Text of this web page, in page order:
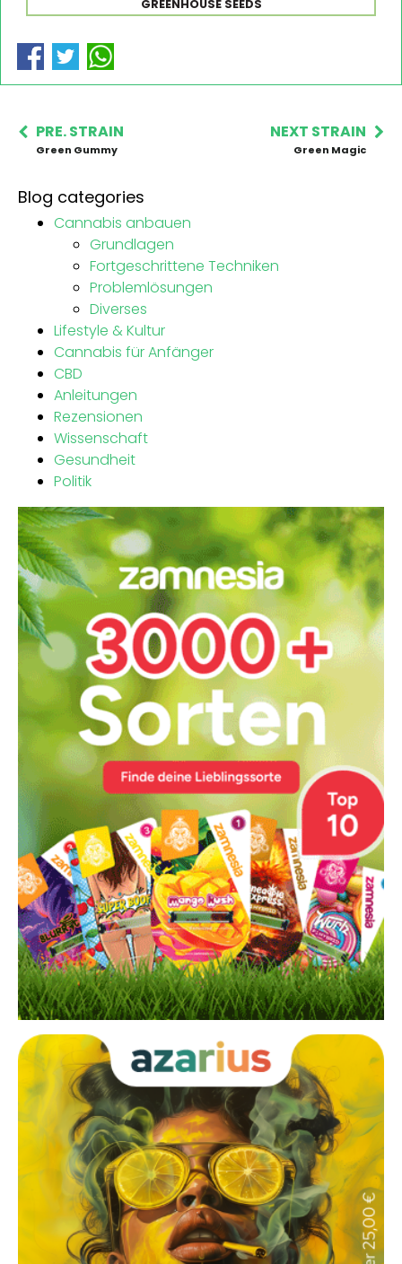
GREENHOUSE SEEDS
PRE. STRAIN
Green Gummy
NEXT STRAIN
Green Magic
Blog categories
Cannabis anbauen
Grundlagen
Fortgeschrittene Techniken
Problemlösungen
Diverses
Lifestyle & Kultur
Cannabis für Anfänger
CBD
Anleitungen
Rezensionen
Wissenschaft
Gesundheit
Politik